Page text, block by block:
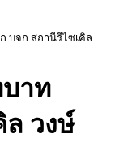
บจก สถานีรีไซเคิล
าท
ล วงษ์